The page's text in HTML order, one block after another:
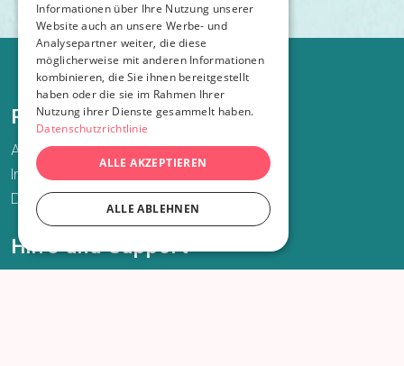
Recht und Ordnung
AGB
Impressum
Datenschutz
Hilfe und Support
Informationen über Ihre Nutzung unserer
Website auch an unsere Werbe- und
Analysepartner weiter, die diese
möglicherweise mit anderen Informationen
kombinieren, die Sie ihnen bereitgestellt
haben oder die sie im Rahmen Ihrer
Nutzung ihrer Dienste gesammelt haben.
Datenschutzrichtlinie
ALLE AKZEPTIEREN
ALLE ABLEHNEN